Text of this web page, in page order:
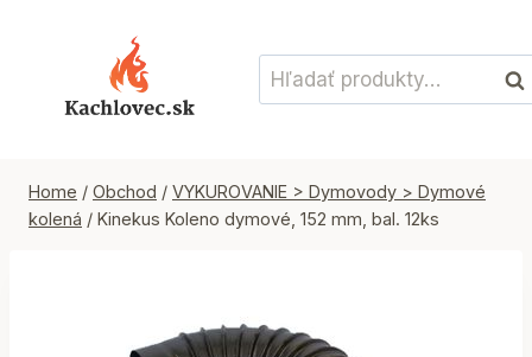
Hľadať:
Home / Obchod / VYKUROVANIE > Dymovody > Dymové
kolená / Kinekus Koleno dymové, 152 mm, bal. 12ks